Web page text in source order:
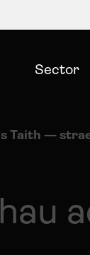
Sector
Taith —